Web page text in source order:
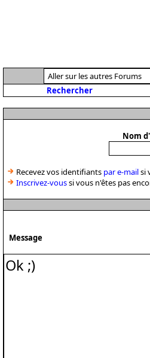
Rechercher
Nom
Recevez vos identifiants par e-mailsi
Inscrivez-voussi vous n'êtes pas
Message